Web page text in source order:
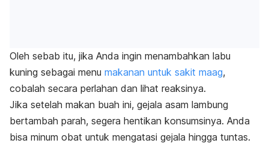
Oleh sebab itu, jika Anda ingin menambahkan labu
kuning sebagai menu makanan untuk sakit maag,
cobalah secara perlahan dan lihat reaksinya.
Jika setelah makan buah ini, gejala asam lambung
bertambah parah, segera hentikan konsumsinya. Anda
bisa minum obat untuk mengatasi gejala hingga tuntas.